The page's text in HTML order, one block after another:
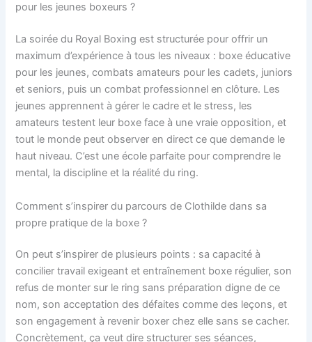
pour les jeunes boxeurs ?
La soirée du Royal Boxing est structurée pour offrir un
maximum d’expérience à tous les niveaux : boxe éducative
pour les jeunes, combats amateurs pour les cadets, juniors
et seniors, puis un combat professionnel en clôture. Les
jeunes apprennent à gérer le cadre et le stress, les
amateurs testent leur boxe face à une vraie opposition, et
tout le monde peut observer en direct ce que demande le
haut niveau. C’est une école parfaite pour comprendre le
mental, la discipline et la réalité du ring.
Comment s’inspirer du parcours de Clothilde dans sa
propre pratique de la boxe ?
On peut s’inspirer de plusieurs points : sa capacité à
concilier travail exigeant et entraînement boxe régulier, son
refus de monter sur le ring sans préparation digne de ce
nom, son acceptation des défaites comme des leçons, et
son engagement à revenir boxer chez elle sans se cacher.
Concrètement, ça veut dire structurer ses séances,